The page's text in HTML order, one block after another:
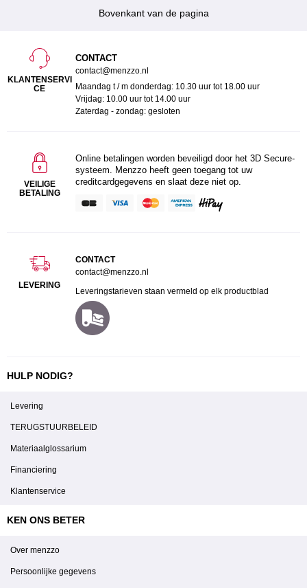
Bovenkant van de pagina
KLANTENSERVI
CE
CONTACT
contact@menzzo.nl
Maandag t / m donderdag: 10.30 uur tot 18.00 uur
Vrijdag: 10.00 uur tot 14.00 uur
Zaterdag - zondag: gesloten
VEILIGE
BETALING
Online betalingen worden beveiligd door het 3D Secure-
systeem. Menzzo heeft geen toegang tot uw
creditcardgegevens en slaat deze niet op.
LEVERING
CONTACT
contact@menzzo.nl
Leveringstarieven staan vermeld op elk productblad
HULP NODIG?
Levering
TERUGSTUURBELEID
Materiaalglossarium
Financiering
Klantenservice
KEN ONS BETER
Over menzzo
Persoonlijke gegevens